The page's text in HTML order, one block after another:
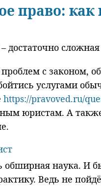
право:
достаточно
с законом,
услугами
https://pravoved.ru/
юристам. А
наука. И
Ведь не